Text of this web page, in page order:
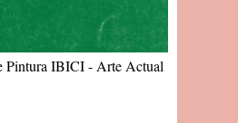
Pintura IBICI - Arte Actual